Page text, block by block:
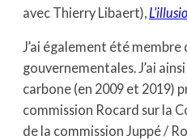
avec Thierry Libaert),
J’ai également été
gouvernementales. J’ai
carbone (en 2009 et 2019)
commission Rocard sur la
de la commission Juppé /